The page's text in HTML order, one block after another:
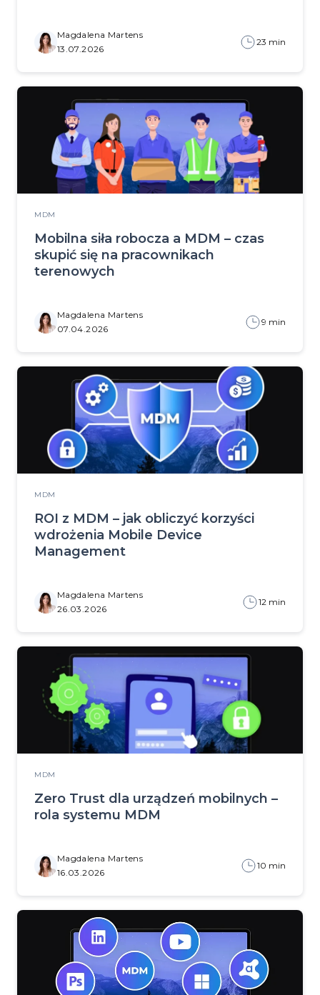
Magdalena Martens
13.07.2026
23 min
MDM
Mobilna siła robocza a MDM – czas
skupić się na pracownikach
terenowych
Magdalena Martens
07.04.2026
9 min
MDM
ROI z MDM – jak obliczyć korzyści
wdrożenia Mobile Device
Management
Magdalena Martens
26.03.2026
12 min
MDM
Zero Trust dla urządzeń mobilnych –
rola systemu MDM
Magdalena Martens
16.03.2026
10 min